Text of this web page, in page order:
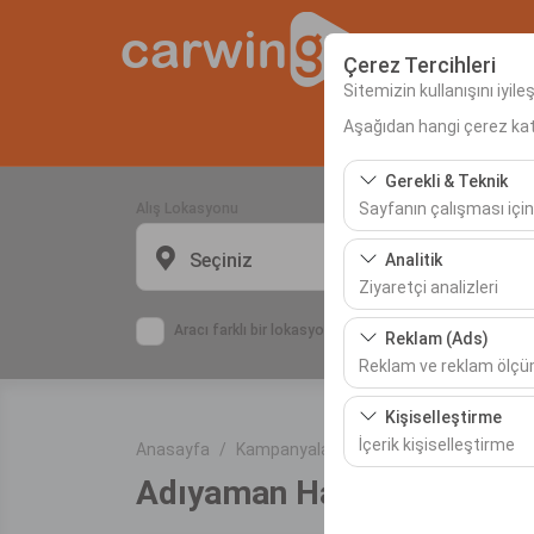
Çerez Tercihleri
Sitemizin kullanışını
Aşağıdan hangi çerez
Gerekli & Teknik
Sayfanın çalışması
Bu çerezler sitenin
bırakılamaz.
Analitik
Ziyaretçi analizleri
Bu çerezler, sitemizin
etmemizi sağlar. Bu
Reklam (Ads)
Reklam ve reklam
Bu çerezler, size ilgi
etkinliğini (gösterim
Kişiselleştirme
İçerik kişiselleştirme
deneyiminizin
Seçiniz
Aracı farklı bir lokasyona bırakacağım
Anasayfa Kampanyalar Adıyaman Havalimanı
Adıyaman Havalimanı Oto